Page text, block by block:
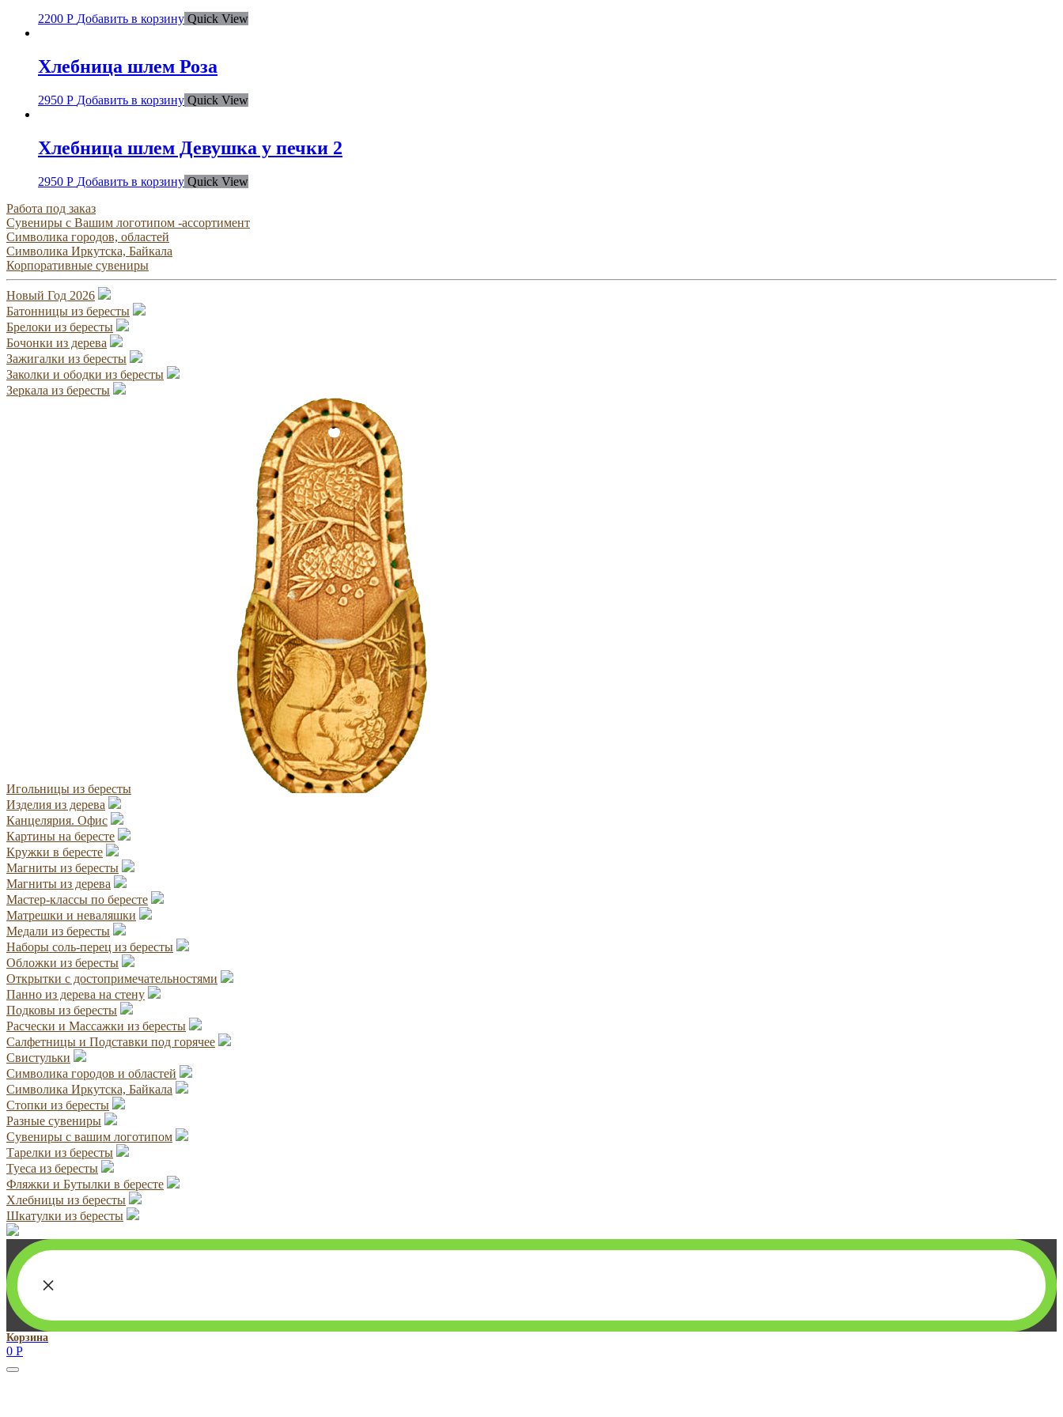
2200 Р Добавить в корзину Quick View
Хлебница шлем Роза
2950 Р Добавить в корзину Quick View
Хлебница шлем Девушка у печки 2
2950 Р Добавить в корзину Quick View
Работа под заказ
Сувениры с Вашим логотипом -ассортимент
Символика городов, областей
Символика Иркутска, Байкала
Корпоративные сувениры
Новый Год 2026
Батонницы из бересты
Брелоки из бересты
Бочонки из дерева
Зажигалки из бересты
Заколки и ободки из бересты
Зеркала из бересты
Игольницы из бересты
Изделия из дерева
Канцелярия. Офис
Картины на бересте
Кружки в бересте
Магниты из бересты
Магниты из дерева
Мастер-классы по бересте
Матрешки и неваляшки
Медали из бересты
Наборы соль-перец из бересты
Обложки из бересты
Открытки с достопримечательностями
Панно из дерева на стену
Подковы из бересты
Расчески и Массажки из бересты
Салфетницы и Подставки под горячее
Свистульки
Символика городов и областей
Символика Иркутска, Байкала
Стопки из бересты
Разные сувениры
Сувениры с вашим логотипом
Тарелки из бересты
Туеса из бересты
Фляжки и Бутылки в бересте
Хлебницы из бересты
Шкатулки из бересты
×
Корзина
0 Р